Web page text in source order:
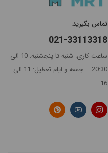
تماس بگیرید:
021-33113318
ساعت کاری: شنبه تا پنجشنبه: 10 الی
20:30 – جمعه و ایام تعطیل: 11 الی
16